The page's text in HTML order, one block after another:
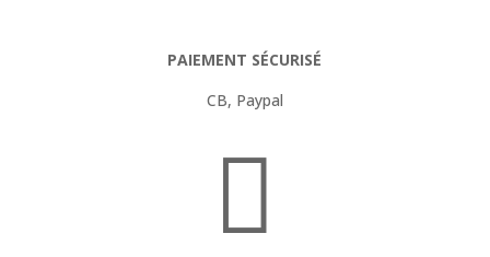
PAIEMENT SÉCURISÉ
CB, Paypal
